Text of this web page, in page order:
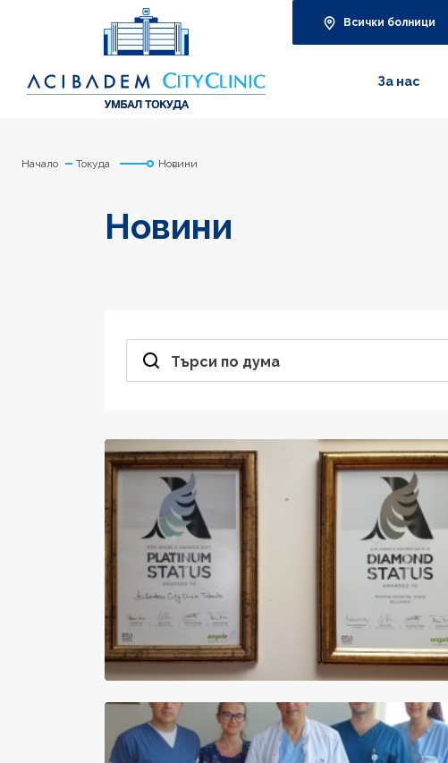
Всички болници
За нас
Начало Токуда Новини
Новини
Търси по дума